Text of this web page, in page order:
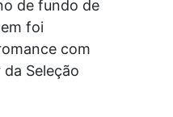
de fundo de
foi
com
Seleção